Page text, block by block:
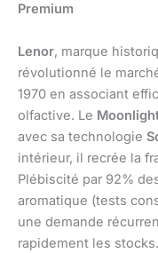
Premium
Lenor, marque
révolutionné le
1970 en associant
olfactive. Le
avec sa technologie
intérieur, il recrée la
Plébiscité par 92%
aromatique (tests
une demande
rapidement les stocks.